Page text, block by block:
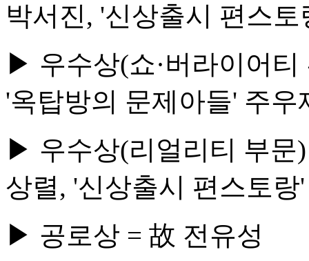
박서진, '신상출시 편스토
▶ 우수상(쇼·버라이어티
'옥탑방의 문제아들' 주우
▶ 우수상(리얼리티 부문
상렬, '신상출시 편스토랑
▶ 공로상 = 故 전유성